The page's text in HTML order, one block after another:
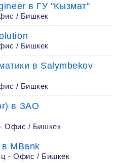
в ГУ "Кызмат"
/ Бишкек
/ Бишкек
в Salymbekov
/ Бишкек
в ЗАО
- Офис / Бишкек
MBank
- Офис / Бишкек